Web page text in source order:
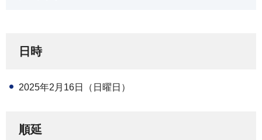
日時
2025年2月16日（日曜日）
順延